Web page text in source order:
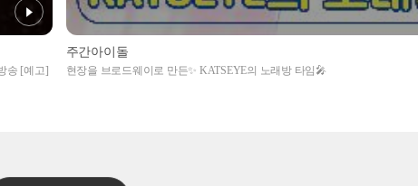
송 [예고]
주간아이돌
현장을 브로드웨이로 만든✨ KATSEYE의 노래방 타임🎤